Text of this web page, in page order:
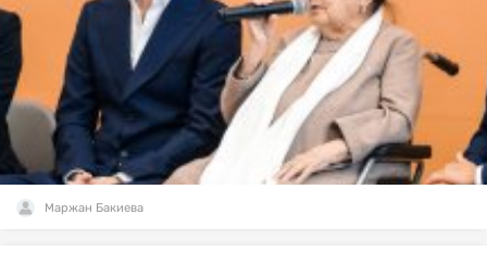
Маржан Бакиева